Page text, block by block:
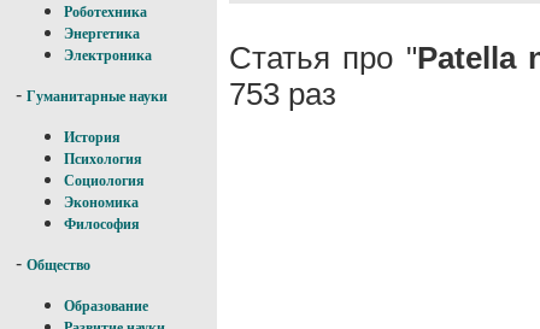
Роботехника
Энергетика
Электроника
- Гуманитарные науки
История
Психология
Социология
Экономика
Философия
- Общество
Образование
Статья про "Patella
753 раз